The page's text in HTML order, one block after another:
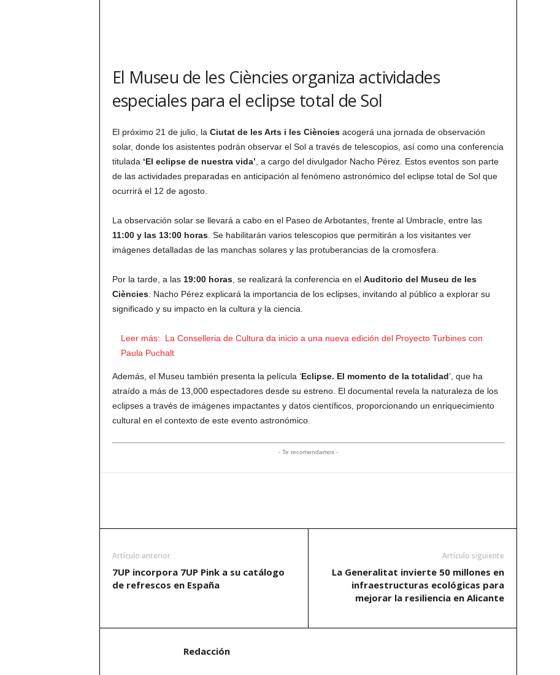
El Museu de les Ciències organiza actividades
especiales para el eclipse total de Sol
El próximo 21 de julio, la Ciutat de les Arts i les Ciènciesacogerá una jornada de observación
solar, donde los asistentes podrán observar el Sol a través de telescopios, así como una conferencia
titulada ‘El eclipse de nuestra vida’, a cargo del divulgador Nacho Pérez. Estos eventos son parte
de las actividades preparadas en anticipación al fenómeno astronómico del eclipse total de Sol que
ocurrirá el 12 de agosto.
La observación solar se llevará a cabo en el Paseo de Arbotantes, frente al Umbracle, entre las
11:00 y las 13:00 horas. Se habilitarán varios telescopios que permitirán a los visitantes ver
imágenes detalladas de las manchas solares y las protuberancias de la cromosfera.
Por la tarde, a las 19:00 horas, se realizará la conferencia en el Auditorio del Museu de les
Ciències. Nacho Pérez explicará la importancia de los eclipses, invitando al público a explorar su
significado y su impacto en la cultura y la ciencia.
Leer más:
La Conselleria de Cultura da inicio a una nueva edición del Proyecto Turbines con
Paula Puchalt
Además, el Museu también presenta la película ‘Eclipse. El momento de la totalidad’, que ha
atraído a más de 13,000 espectadores desde su estreno. El documental revela la naturaleza de los
eclipses a través de imágenes impactantes y datos científicos, proporcionando un enriquecimiento
cultural en el contexto de este evento astronómico.
- Te recomendamos -
Artículo anterior
7UP incorpora 7UP Pink a su catálogo
de refrescos en España
Artículo siguiente
La Generalitat invierte 50 millones en
infraestructuras ecológicas para
mejorar la resiliencia en Alicante
Redacción